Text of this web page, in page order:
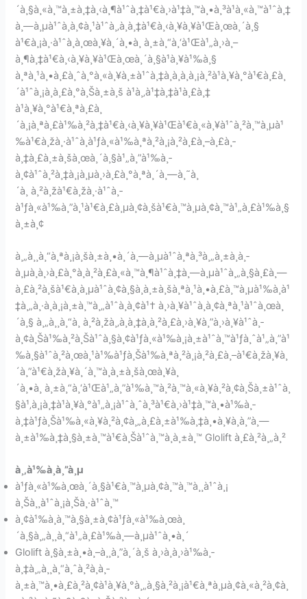
´à¸§à¸«à¸™à¸±à¸‡à¸‹à¸¶à¹ˆà¸‡à¹€à¸›à¹‡à¸™à¸•à¸³à¹à¸«à¸™à¹ˆà¸‡
à¸—à¸µà¹ˆà¸­à¸¢à¸¹à¹ˆà¸‚à¸­à¸‡à¹€à¸‹à¸¥à¸¥à¹Œà¸œà¸´à¸§
à¹€à¸¡à¸·à¹ˆà¸­à¸œà¸¥à¸´à¸•à¸ à¸±à¸“à¸‘à¹Œà¹„à¸›à¸–
à¸¶à¸‡à¹€à¸‹à¸¥à¸¥à¹Œà¸œà¸´à¸§à¹à¸¥à¹‰à¸§
à¸ªà¸¹à¸•à¸£à¸ˆà¸°à¸«à¸¥à¸±à¹ˆà¸‡à¸­à¸­à¸à¸¡à¸²à¹à¸¥à¸°à¹€à¸£à¸
´à¹ˆà¸¡à¸à¸£à¸°à¸Šà¸±à¸š à¹à¸‚à¹‡à¸‡à¹à¸£à¸‡
à¹à¸¥à¸°à¹€à¸ªà¸£à¸
´à¸¡à¸ªà¸£à¹‰à¸²à¸‡à¹€à¸‹à¸¥à¸¥à¹Œà¹€à¸«à¸¥à¹ˆà¸²à¸™à¸µà¹
‰à¹€à¸žà¸·à¹ˆà¸­à¹ƒà¸«à¹‰à¸ªà¸²à¸¡à¸²à¸£à¸–à¸£à¸­
à¸‡à¸£à¸±à¸šà¸œà¸´à¸§à¹„à¸”à¹‰à¸­
à¸¢à¹ˆà¸²à¸‡à¸¡à¸µà¸›à¸£à¸°à¸ªà¸´à¸—à¸˜à¸
´à¸ à¸²à¸žà¹€à¸žà¸·à¹ˆà¸­
à¹ƒà¸«à¹‰à¸”à¸¹à¹€à¸£à¸µà¸¢à¸šà¹€à¸™à¸µà¸¢à¸™à¹„à¸£à¹‰à¸§
à¸±à¸¢
à¸„à¸¸à¸“à¸ªà¸¡à¸šà¸±à¸•à¸´à¸—à¸µà¹ˆà¸ªà¸³à¸„à¸±à¸à¸­
à¸µà¸à¸›à¸£à¸°à¸à¸²à¸£à¸«à¸™à¸¶à¹ˆà¸‡à¸—à¸µà¹ˆà¸„à¸§à¸£à¸—
à¸£à¸²à¸šà¹€à¸à¸µà¹ˆà¸¢à¸§à¸à¸±à¸šà¸ªà¸¹à¸•à¸£à¸™à¸µà¹‰à¸à¹
‡à¸„à¸·à¸­à¸¡à¸±à¸™à¸„à¹ˆà¸­à¸¢à¹† à¸›à¸¥à¹ˆà¸­à¸¢à¸ªà¸¹à¹ˆà¸œà¸
´à¸§ à¸„à¸¸à¸“à¸ à¸²à¸žà¸‚à¸­à¸‡à¸à¸²à¸£à¸›à¸¥à¸”à¸›à¸¥à¹ˆà¸­
à¸¢à¸Šà¹‰à¸²à¸Šà¹ˆà¸§à¸¢à¹ƒà¸«à¹‰à¸¡à¸±à¹ˆà¸™à¹ƒà¸ˆà¹„à¸”à¹
‰à¸§à¹ˆà¸²à¸œà¸¹à¹‰à¹ƒà¸Šà¹‰à¸ªà¸²à¸¡à¸²à¸£à¸–à¹€à¸žà¸¥à¸
´à¸”à¹€à¸žà¸¥à¸´à¸™à¸à¸±à¸šà¸œà¸¥à¸
´à¸•à¸ à¸±à¸“à¸‘à¹Œà¹„à¸”à¹‰à¸™à¸²à¸™à¸«à¸¥à¸²à¸¢à¸Šà¸±à¹ˆà¸
§à¹‚à¸¡à¸‡à¹à¸¥à¸°à¹„à¸¡à¹ˆà¸ˆà¸³à¹€à¸›à¹‡à¸™à¸•à¹‰à¸­
à¸‡à¹ƒà¸Šà¹‰à¸«à¸¥à¸²à¸¢à¸„à¸£à¸±à¹‰à¸‡à¸•à¸¥à¸­à¸”à¸—
à¸±à¹‰à¸‡à¸§à¸±à¸™à¹€à¸Šà¹ˆà¸™à¸à¸±à¸™ Glolift à¸£à¸²à¸„à¸²
à¸‚à¹‰à¸­à¸”à¸µ
à¹ƒà¸«à¹‰à¸œà¸´à¸§à¹€à¸™à¸µà¸¢à¸™à¸™à¸¸à¹ˆà¸¡
à¸Šà¸¸à¹ˆà¸¡à¸Šà¸·à¹ˆà¸™
à¸¢à¹‰à¸­à¸™à¸§à¸±à¸¢à¹ƒà¸«à¹‰à¸œà¸
´à¸§à¸„à¸¸à¸“à¹„à¸£à¹‰à¸—à¸µà¹ˆà¸•à¸´
Glolift à¸§à¸±à¸•à¸–à¸¸à¸”à¸´à¸š à¸›à¸à¸›à¹‰à¸­
à¸‡à¸„à¸¸à¸“à¸ˆà¸²à¸à¸­
à¸±à¸™à¸•à¸£à¸²à¸¢à¹à¸¥à¸°à¸„à¸§à¸²à¸¡à¹€à¸ªà¸µà¸¢à¸«à¸²à¸¢à¸